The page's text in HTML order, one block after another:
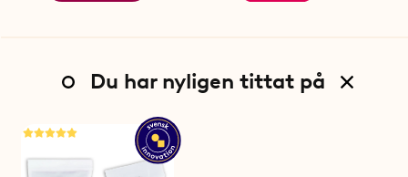
Du har nyligen tittat på